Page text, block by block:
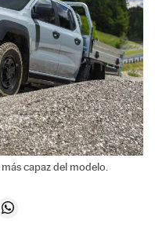
capaz del modelo.